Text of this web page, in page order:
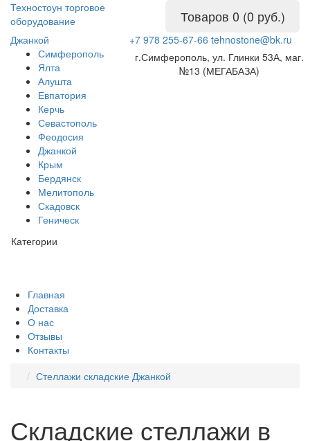
Техностоун торговое
оборудование
Товаров 0 (0 руб.)
Джанкой
Симферополь
Ялта
Алушта
Евпатория
Керчь
Севастополь
Феодосия
Джанкой
Крым
Бердянск
Мелитополь
Скадовск
Геническ
+7 978 255-67-66 tehnostone@bk.ru
г.Симферополь, ул. Глинки 53А, маг.
№13 (МЕГАБАЗА)
Категории
Главная
Доставка
О нас
Отзывы
Контакты
Стеллажи складские Джанкой
Складские стеллажи в